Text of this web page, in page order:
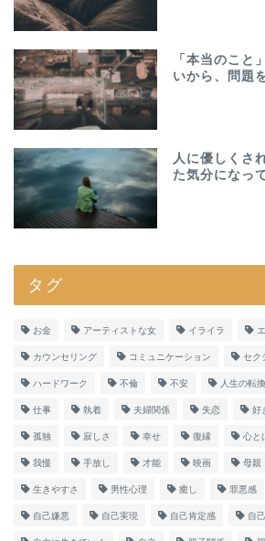
「本当のこと
いから、問題
人に優しくさ
た気分になっ
タグ
お金 アーティストな女 イライラ
カウンセリング コミュニケーション セク
ハードワーク 不倫 不安 人生の転
仕事 執着 夫婦関係 失恋 好
孤独 寂しさ 幸せ 復縁 心と
我慢 手放し 才能 映画 母親
生きやすさ 男性心理 癒し 罪悪感
自己嫌悪 自己実現 自己肯定感 自